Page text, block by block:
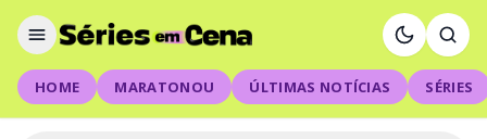
HOME MARATONOU ÚLTIMAS NOTÍCIAS SÉRIES